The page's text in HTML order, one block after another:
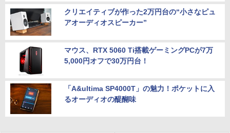
クリエイティブが作った2万円台の“小さなピュ
アオーディオスピーカー”
マウス、RTX 5060 Ti搭載ゲーミングPCが7万
5,000円オフで30万円台！
「A&ultima SP4000T」の魅力！ポケットに入
るオーディオの醍醐味